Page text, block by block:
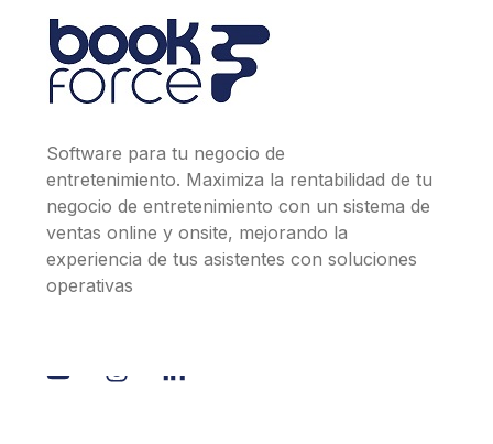
Software para tu negocio de
entretenimiento. Maximiza la rentabilidad de tu
negocio de entretenimiento con un sistema de
ventas online y onsite, mejorando la
experiencia de tus asistentes con soluciones
operativas